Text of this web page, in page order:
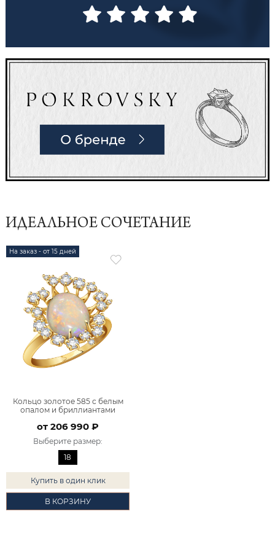
ИДЕАЛЬНОЕ СОЧЕТАНИЕ
На заказ - от 15 дней
Кольцо золотое 585 с белым
опалом и бриллиантами
от 206 990 ₽
Выберите размер:
18
Купить в один клик
В КОРЗИНУ